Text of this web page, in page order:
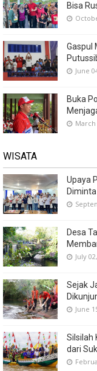
Bisa
Gaspul
June
Buka
March
WISATA
Upaya
Desa
July
Sejak
June
Silsilah
dari